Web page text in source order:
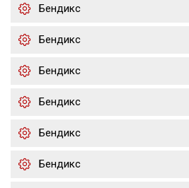
Бендикс
Бендикс
Бендикс
Бендикс
Бендикс
Бендикс